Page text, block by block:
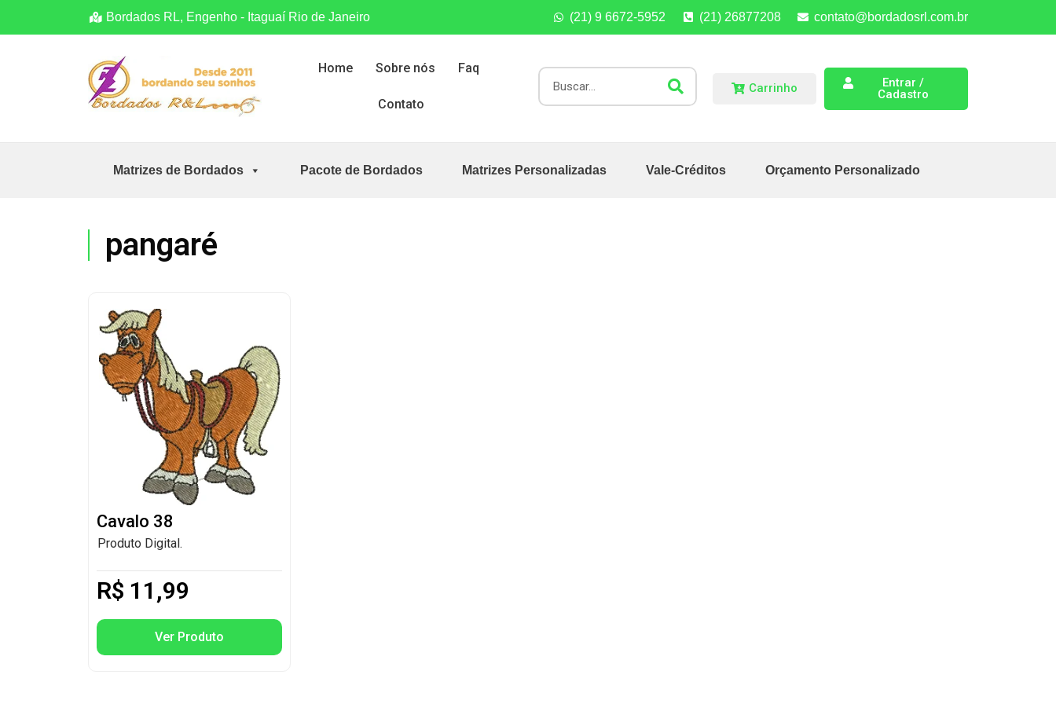
Bordados RL, Engenho - Itaguaí Rio de Janeiro (21) 9 6672-5952 (21) 26877208 contato@bordadosrl.com.br
Home Sobre nós Faq
Contato
Carrinho
Entrar /
Cadastro
Matrizes de Bordados Pacote de Bordados Matrizes Personalizadas Vale-Créditos Orçamento Personalizado
pangaré
Cavalo 38
Produto Digital.
R$ 11,99
Ver Produto